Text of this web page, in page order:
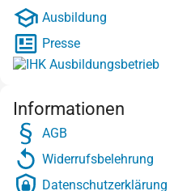
Ausbildung
Presse
Informationen
AGB
Widerrufsbelehrung
Datenschutzerklärung